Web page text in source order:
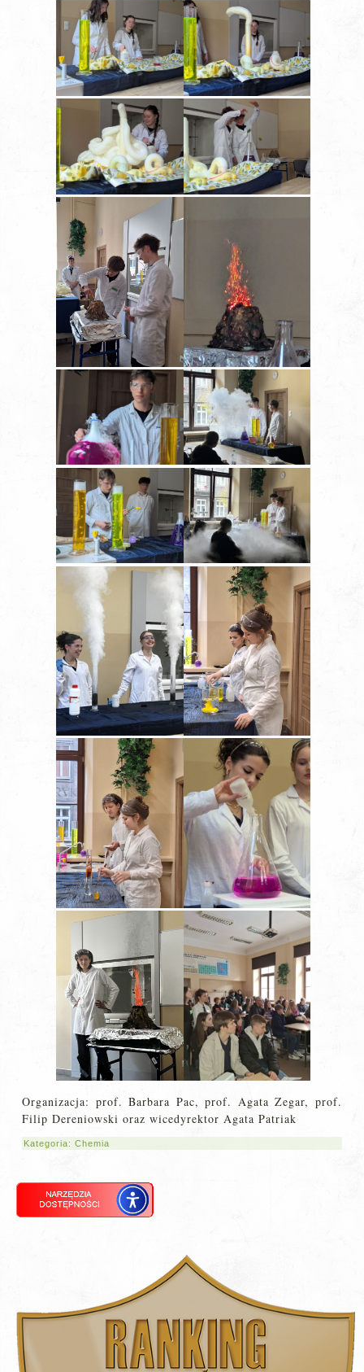
Organizacja: prof. Barbara Pac, prof. Agata Zegar, prof.
Filip Dereniowski oraz wicedyrektor Agata Patriak
Kategoria:Chemia